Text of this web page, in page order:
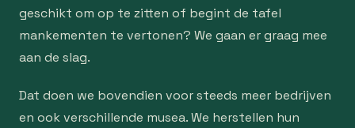
geschikt om op te zitten of begint de tafel
mankementen te vertonen? We gaan er graag mee
aan de slag.
Dat doen we bovendien voor steeds meer bedrijven
en ook verschillende musea. We herstellen hun